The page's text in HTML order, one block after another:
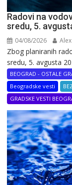
Radovi na
sredu, 5.
04/08/2026 Alex
Zbog planiranih
sredu, 5. avgusta
BEOGRAD - OSTALE
Beogradske vesti
GRADSKE VESTI